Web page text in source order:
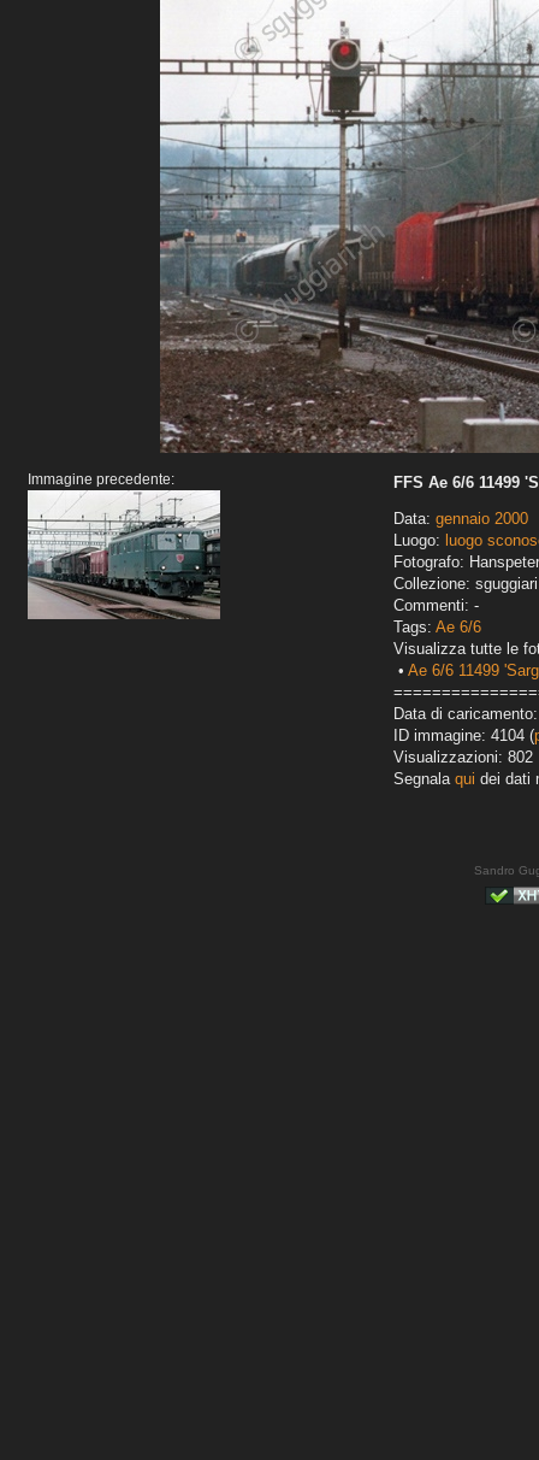
Immagine precedente:
FFS Ae 6/6 11499
Data: gennaio 2000
Luogo: luogo
Fotografo:
Collezione:
Commenti: -
Tags: Ae 6/6
Visualizza tutte le
• Ae 6/6 11499
Data di
ID immagine: 4104 (
Visualizzazioni: 802
Segnala qui dei dati
Sandro